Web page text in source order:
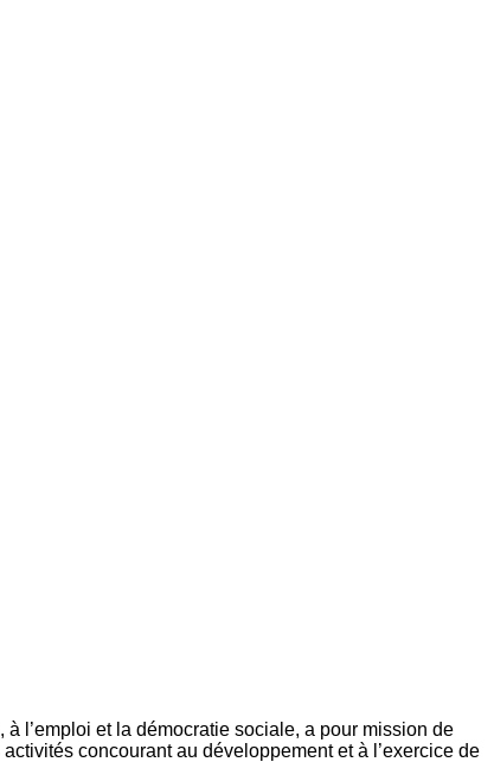
l’emploi et la démocratie sociale, a pour mission de
concourant au développement et à l’exercice de